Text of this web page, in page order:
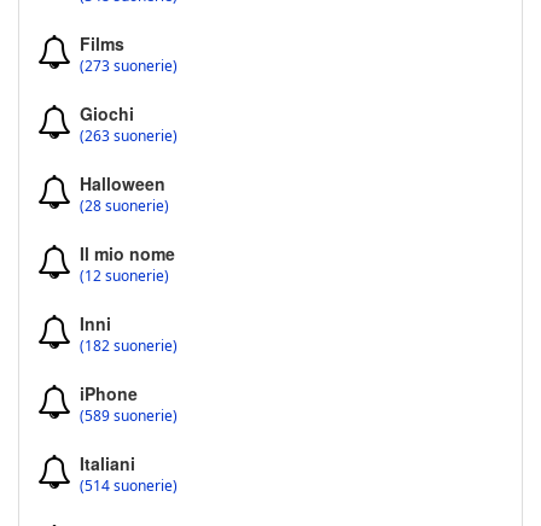
Films
(273 suonerie)
Giochi
(263 suonerie)
Halloween
(28 suonerie)
Il mio nome
(12 suonerie)
Inni
(182 suonerie)
iPhone
(589 suonerie)
Italiani
(514 suonerie)